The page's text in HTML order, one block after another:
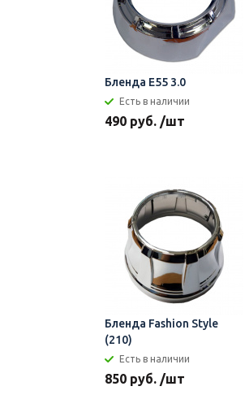
Бленда E55 3.0
Есть в наличии
490 руб. /шт
Бленда Fashion Style
(210)
Есть в наличии
850 руб. /шт